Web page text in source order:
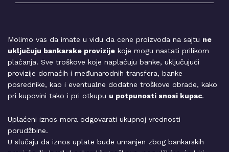
Molimo vas da imate u vidu da cene proizvoda na sajtu ne
uključuju bankarske provizije koje mogu nastati prilikom
plaćanja. Sve troškove koje naplaćuju banke, uključujući
provizije domaćih i međunarodnih transfera, banke
posrednike, kao i eventualne dodatne troškove obrade, kako
pri kupovini tako i pri otkupu u potpunosti snosi kupac.
Uplaćeni iznos mora odgovarati ukupnoj vrednosti
porudžbine.
U slučaju da iznos uplate bude umanjen zbog bankarskih